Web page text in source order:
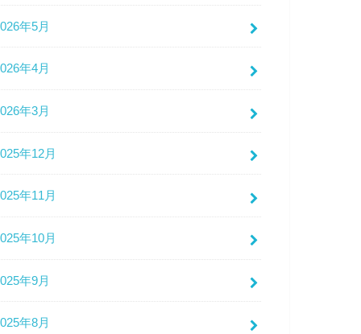
年5月
年4月
年3月
年12月
年11月
年10月
年9月
年8月